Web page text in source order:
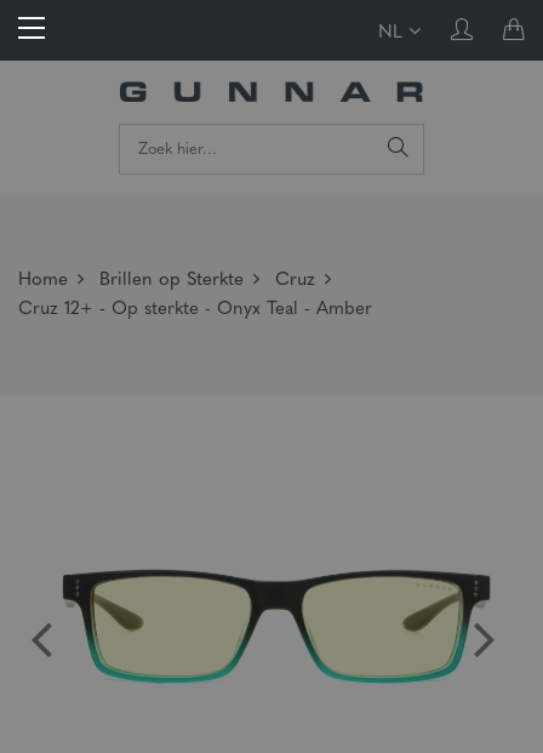
NL
Home Brillen op Sterkte
Cruz
Cruz 12+ - Op sterkte - Onyx Teal - Amber